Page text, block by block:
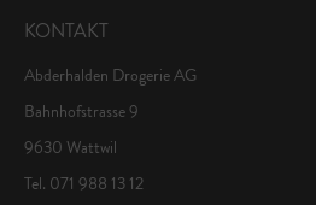
KONTAKT
Abderhalden Drogerie AG
Bahnhofstrasse 9
9630 Wattwil
Tel. 071 988 13 12